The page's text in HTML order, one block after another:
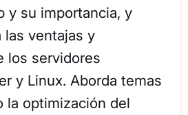
y su importancia, y
las ventajas y
los servidores
y Linux. Aborda temas
la optimización del